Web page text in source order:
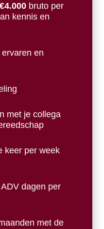
€4.000 bruto per
kennis en
en
met je collega
keer per week
dagen per
met de